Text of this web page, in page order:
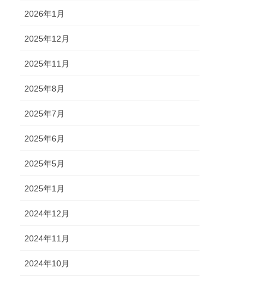
2026年1月
2025年12月
2025年11月
2025年8月
2025年7月
2025年6月
2025年5月
2025年1月
2024年12月
2024年11月
2024年10月